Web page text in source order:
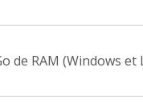
de RAM (Windows et